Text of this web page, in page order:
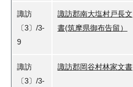
諏訪
〔3〕/3-
9
諏訪郡南大塩村戸長文
書(筑摩県御布告留）
諏訪
〔3〕/3-
諏訪郡岡谷村林家文書